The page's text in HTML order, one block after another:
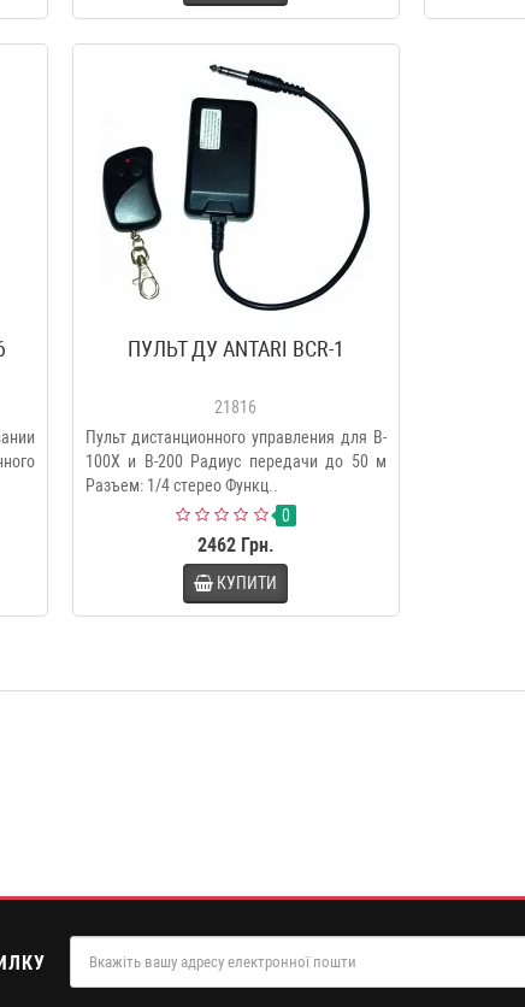
ПУЛЬТ ДУ ANTARI BCR-1
21816
Пульт дистанционного управления для B-
100X и B-200 Радиус передачи до 50 м
Разъем: 1/4 стерео Функц..
0
2462 Грн.
КУПИТИ